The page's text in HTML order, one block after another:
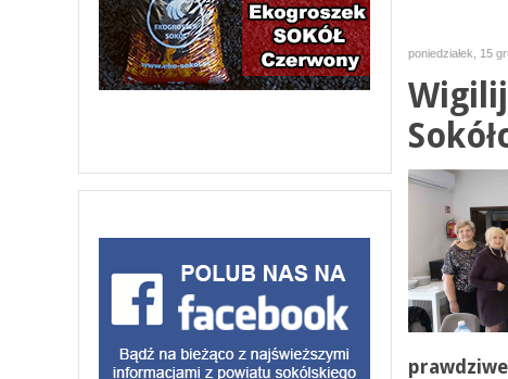
poniedziałek, 15